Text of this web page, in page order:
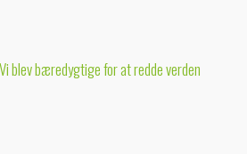
blev bæredygtige for at redde verden